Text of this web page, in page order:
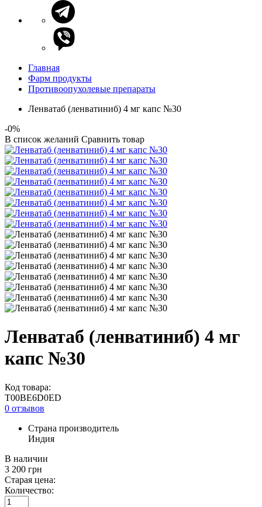
Главная
Фарм продукты
Противоопухолевые препараты
Ленватаб (ленватиниб) 4 мг капс №30
-0%
В список желаний Сравнить товар
Ленватаб (ленватиниб) 4 мг
капс №30
Код товара:
T00BE6D0ED
0 отзывов
Страна производитель
Индия
В наличии
3 200 грн
Старая цена:
Количество: